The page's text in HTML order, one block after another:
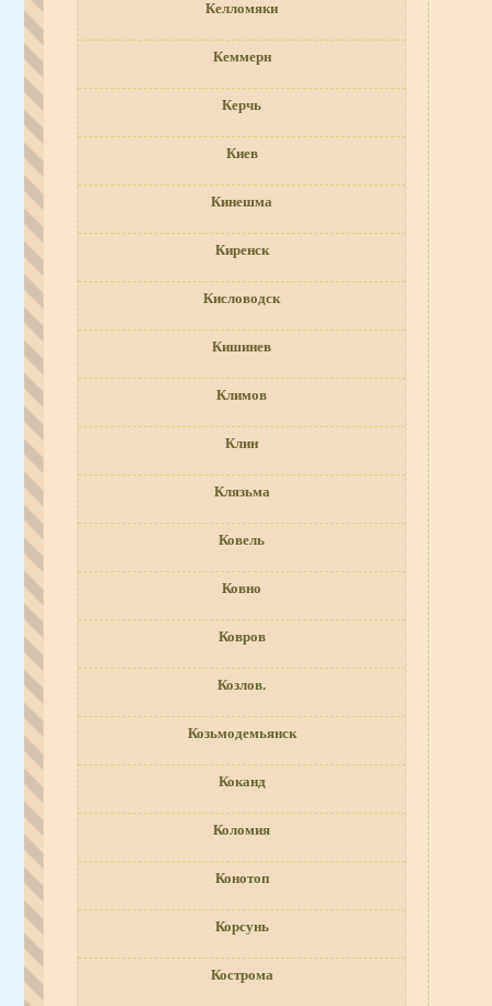
Келломяки
Кеммерн
Керчь
Киев
Кинешма
Киренск
Кисловодск
Кишинев
Климов
Клин
Клязьма
Ковель
Ковно
Ковров
Козлов.
Козьмодемьянск
Коканд
Коломия
Конотоп
Корсунь
Кострома